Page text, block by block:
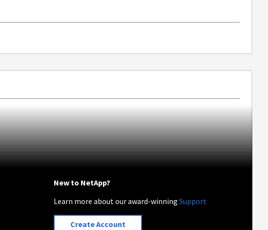
New to NetApp?
Learn more about our award-winningSupport
Create Account